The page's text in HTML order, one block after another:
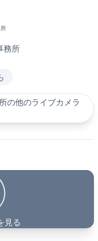
務所
の他のライブカメラ
見る